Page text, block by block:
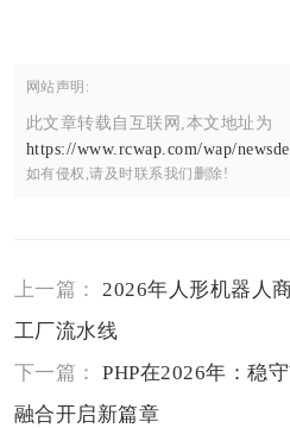
网站声明:
此文章转载自互联网,本文地址为
https://www.rcwap.com/wap/
如有侵权,请及时联系我们删除!
上一篇：2026年人形机器人
工厂流水线
下一篇：PHP在2026年：稳
融合开启新篇章